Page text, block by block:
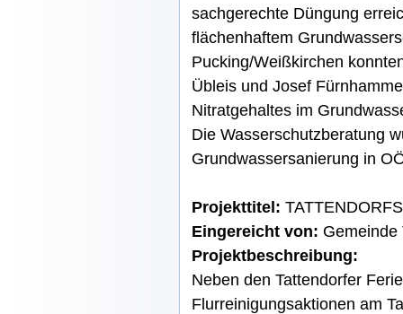
sachgerechte Düngung
flächenhaftem
Pucking/Weißkirchen
Übleis und Josef
Nitratgehaltes im
Die Wasserschutzberatung
Grundwassersanierung in
Projekttitel:
Eingereicht von: Gemeinde
Projektbeschreibung:
Neben den Tattendorfer
Flurreinigungsaktionen am